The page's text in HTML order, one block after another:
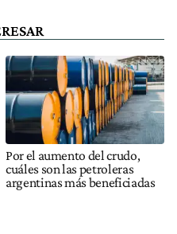
Por el aumento del crudo,
cuáles son las petroleras
argentinas más beneficiadas